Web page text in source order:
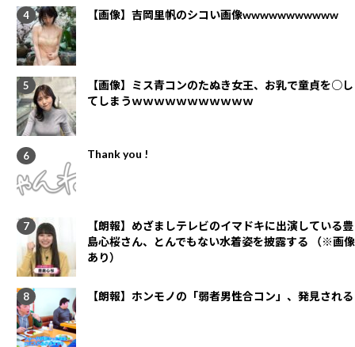
【画像】吉岡里帆のシコい画像wwwwwwwwwww
【画像】ミス青コンのたぬき女王、お乳で童貞を○し
てしまうｗｗｗｗｗｗｗｗｗｗｗ
Thank you !
【朗報】めざましテレビのイマドキに出演している豊
島心桜さん、とんでもない水着姿を披露する （※画像
あり）
【朗報】ホンモノの「弱者男性合コン」、発見される